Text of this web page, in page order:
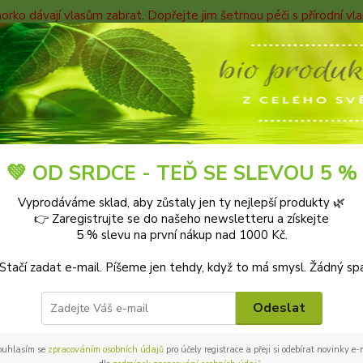
dávají vlasům zabrat. Dopřejte jim šetrnou péči s přírodní
Blog
Hledat
9-
HYGIENA Koupele Zásaditá sůl MeineBase 2750 g P. Jentschura
sůl MeineBase 2750 g P.
8,5)
a
péči o
💚 OD SRDCE - TEĎ SE SLEVOU 5 %
Vyprodáváme sklad, aby zůstaly jen ty nejlepší produkty 🌿
👉 Zaregistrujte se do našeho newsletteru a získejte
5 % slevu na první nákup nad 1000 Kč.
zadat e-mail. Píšeme jen tehdy, když to má smysl. Žádný
Odeslat
se zpracováním osobních údajůpro účely registrace a přeji si odebírat novinky e-